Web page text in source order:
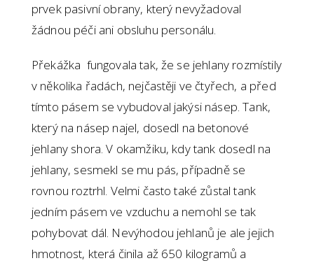
prvek pasivní obrany, který nevyžadoval
žádnou péči ani obsluhu personálu.
Překážka fungovala tak, že se jehlany rozmístily
v několika řadách, nejčastěji ve čtyřech, a před
tímto pásem se vybudoval jakýsi násep. Tank,
který na násep najel, dosedl na betonové
jehlany shora. V okamžiku, kdy tank dosedl na
jehlany, sesmekl se mu pás, případně se
rovnou roztrhl. Velmi často také zůstal tank
jedním pásem ve vzduchu a nemohl se tak
pohybovat dál. Nevýhodou jehlanů je ale jejich
hmotnost, která činila až 650 kilogramů a